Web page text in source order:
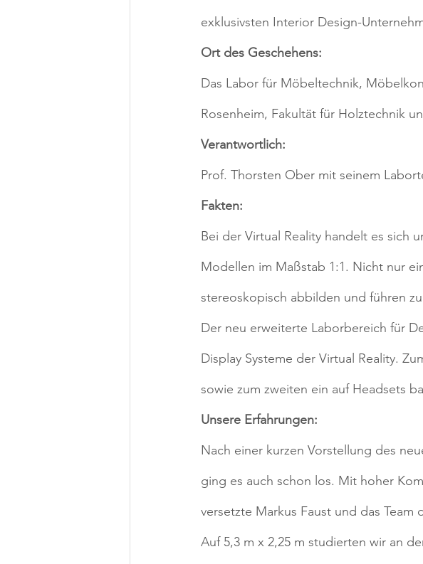
exklusivsten Interior Design-
Ort des Geschehens:
Das Labor für Möbeltechnik,
Rosenheim, Fakultät für Holztechnik
Verantwortlich:
Prof. Thorsten Ober mit seinem
Fakten:
Bei der Virtual Reality handelt es sich
Modellen im Maßstab 1:1. Nicht nur
stereoskopisch abbilden und führen
Der neu erweiterte Laborbereich für
Display Systeme der Virtual Reality.
sowie zum zweiten ein auf Headsets
Unsere Erfahrungen:
Nach einer kurzen Vorstellung des
ging es auch schon los. Mit hoher
versetzte Markus Faust und das
Auf 5,3 m x 2,25 m studierten wir an